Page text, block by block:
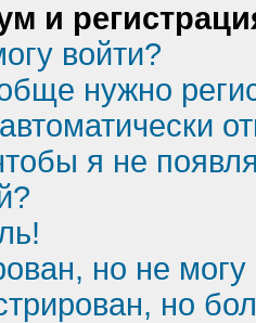
и
войти?
нужно
я не
но не могу
но